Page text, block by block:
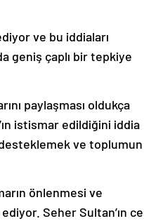
ve bu iddiaları
geniş çaplı bir tepkiye
paylaşması oldukça
istismar edildiğini iddia
desteklemek ve toplumun
önlenmesi ve
Seher Sultan’ın